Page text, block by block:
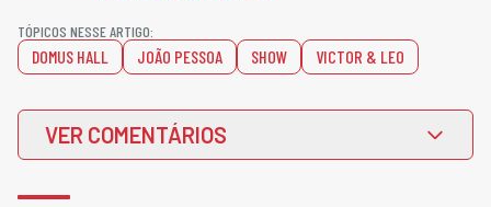
TÓPICOS NESSE ARTIGO:
DOMUS HALL JOÃO PESSOA SHOW VICTOR & LEO
VER COMENTÁRIOS